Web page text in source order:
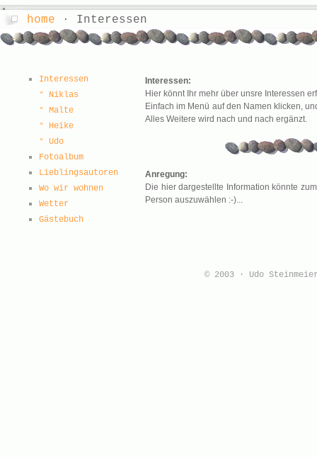
home · Interessen
Interessen
° Niklas
° Malte
° Heike
° Udo
Fotoalbum
Lieblingsautoren
Wo wir wohnen
Wetter
Gästebuch
Interessen:
Hier könnt Ihr mehr über unsre Interessen
Einfach im Menü auf den Namen klicken,
Alles Weitere wird nach und nach ergänzt.
Anregung:
Die hier dargestellte Information könnte
Person auszuwählen :-)...
© 2003 · Udo